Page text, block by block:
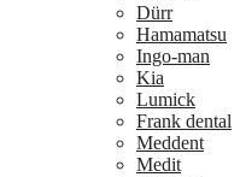
Dürr
Hamamatsu
Ingo-man
Kia
Lumick
Frank dental
Meddent
Medit